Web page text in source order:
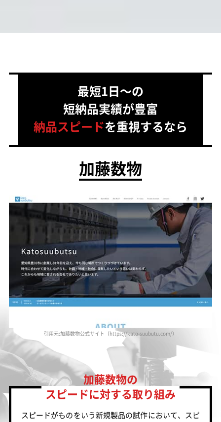
最短1日～の
短納品実績が豊富
納品スピードを重視するなら
加藤数物
引用元:加藤数物公式サイト（https://kato-suubutu.com/）
加藤数物の
スピードに対する取り組み
スピードがものをいう新規製品の試作において、スピ